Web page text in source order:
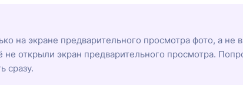
на экране предварительного просмотра фото, а не
не открыли экран предварительного просмотра.
сразу.